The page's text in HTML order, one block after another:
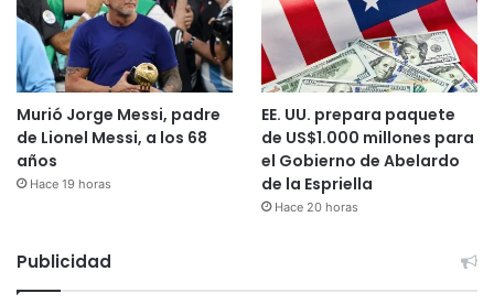
Murió Jorge Messi, padre
de Lionel Messi, a los 68
años
Hace 19 horas
EE. UU. prepara paquete
de US$1.000 millones para
el Gobierno de Abelardo
de la Espriella
Hace 20 horas
Publicidad